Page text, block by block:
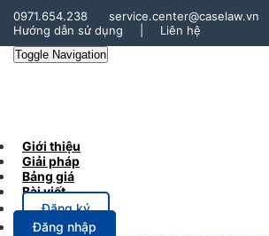
0971.654.238
service.center@caselaw.vn
Hướng dẫn sử dụng
Liên hệ
Toggle Navigation
Giới thiệu
Giải pháp
Bảng giá
Bài viết
Đăng ký
Đăng nhập